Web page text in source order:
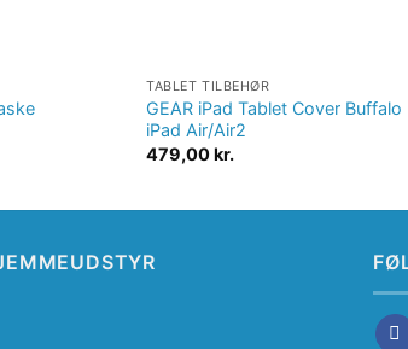
TABLET TILBEHØR
GEAR iPad Tablet Cover Buffalo
iPad Air/Air2
479,00kr.